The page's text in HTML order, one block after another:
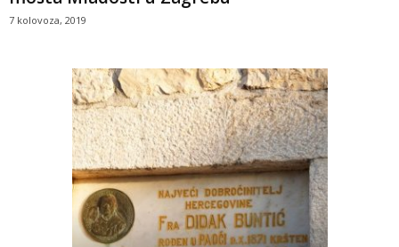
7 kolovoza, 2019